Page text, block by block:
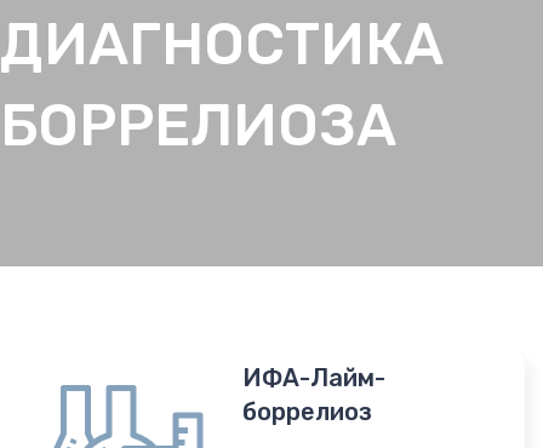
ДИАГНОСТИКА
БОРРЕЛИОЗА
ИФА-Лайм-
боррелиоз